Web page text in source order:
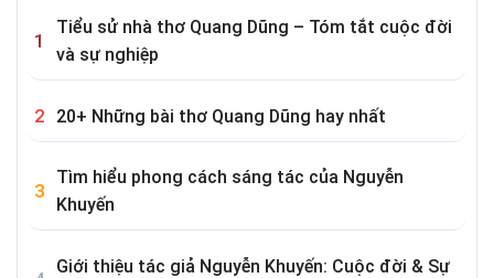
Tiểu sử nhà thơ Quang Dũng – Tóm tắt cuộc đời
và sự nghiệp
20+ Những bài thơ Quang Dũng hay nhất
Tìm hiểu phong cách sáng tác của Nguyễn
Khuyến
Giới thiệu tác giả Nguyễn Khuyến: Cuộc đời & Sự